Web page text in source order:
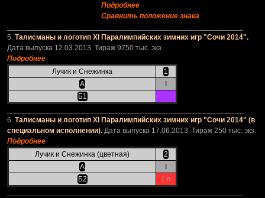
Подробнее
Сравнить положение знака
5. Талисманы и логотип XI Паралимпийских зимних игр "Сочи 2014".
Дата выпуска 12.03.2013. Тираж 9750 тыс. экз.
Подробнее
Лучик и Снежинка
1
А
Б1
6. Талисманы и логотип XI Паралимпийских зимних игр "Сочи 2014" (в
специальном исполнении). Дата выпуска 17.06.2013. Тираж 250 тыс. экз.
Подробнее
Лучик и Снежинка (цветная)
2
А
Б2
1 п